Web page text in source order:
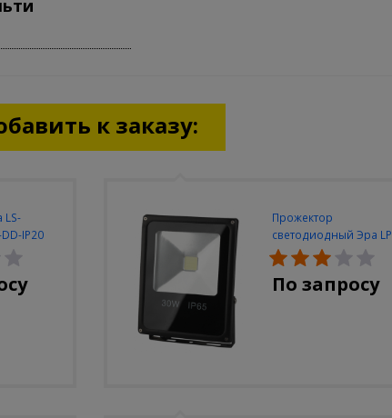
к заказу:
LS-
IP20
Прожектор
светодиодный Эра
30W-6500K-M
По запросу